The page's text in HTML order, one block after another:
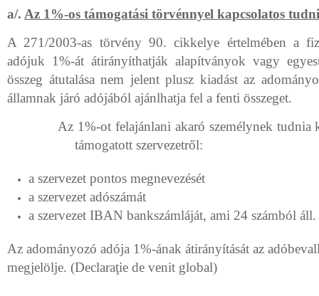
a/. Az 1%-os támogatási törvénnyel kapcsolatos
A 271/2003-as törvény 90. cikkelye értelmében a
adójuk 1%-át átirányíthatják alapítványok vagy
összeg átutalása nem jelent plusz kiadást az
államnak járó adójából ajánlhatja fel a fenti összeget.
Az 1%-ot felajánlani akaró személynek tudnia
támogatott szervezetről:
a szervezet pontos megnevezését
a szervezet adószámát
a szervezet IBAN bankszámláját, ami 24 számból áll.
Az adományozó adója 1%-ának átirányítását az
megjelölje. (Declaraţie de venit global)